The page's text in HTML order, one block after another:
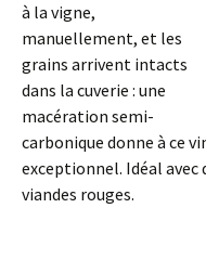
à la vigne,
manuellement, et les
grains arrivent intacts
dans la cuverie : une
macération semi-
carbonique donne à ce
exceptionnel. Idéal avec
viandes rouges.